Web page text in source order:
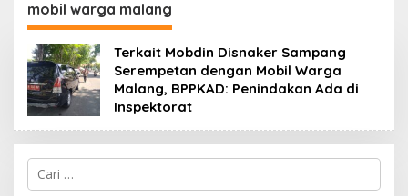
Nelayan Sampang
mobil warga malang
Terkait Mobdin Disnaker Sampang
Serempetan dengan Mobil Warga
Malang, BPPKAD: Penindakan Ada di
Inspektorat
Cari
untuk: